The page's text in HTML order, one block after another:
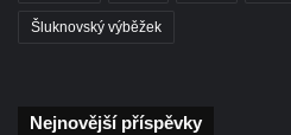
Šluknovský výběžek
Nejnovější příspěvky